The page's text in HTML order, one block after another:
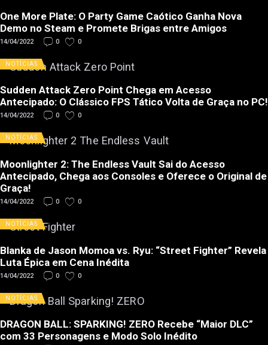
One More Plate: O Party Game Caótico Ganha Nova
Demo no Steam e Promete Brigas entre Amigos
14/04/2022 0 0
NOTÍCIAS
Sudden Attack Zero Point Chega em Acesso
Antecipado: O Clássico FPS Tático Volta de Graça no PC!
14/04/2022 0 0
NOTÍCIAS
Moonlighter 2: The Endless Vault Sai do Acesso
Antecipado, Chega aos Consoles e Oferece o Original de
Graça!
14/04/2022 0 0
NOTÍCIAS
Blanka de Jason Momoa vs. Ryu: “Street Fighter” Revela
Luta Épica em Cena Inédita
14/04/2022 0 0
NOTÍCIAS
DRAGON BALL: SPARKING! ZERO Recebe “Maior DLC”
com 33 Personagens e Modo Solo Inédito